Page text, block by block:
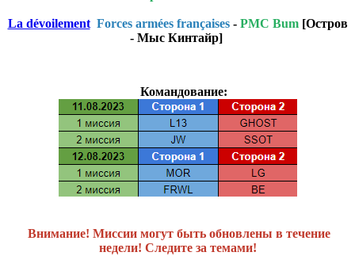
La dévoilement Forces armées françaises - PMC Bum[Остров
- Мыс Кинтайр]
Командование:
Внимание! Миссии могут быть обновлены в течение
недели! Следите за темами!